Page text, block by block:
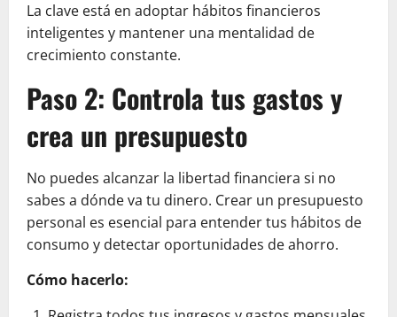
La clave está en adoptar hábitos financieros
inteligentes y mantener una mentalidad de
crecimiento constante.
Paso 2: Controla tus gastos y
crea un presupuesto
No puedes alcanzar la libertad financiera si no
sabes a dónde va tu dinero. Crear un presupuesto
personal es esencial para entender tus hábitos de
consumo y detectar oportunidades de ahorro.
Cómo hacerlo: